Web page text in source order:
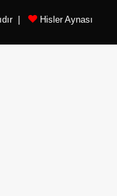
| Hisler Aynası